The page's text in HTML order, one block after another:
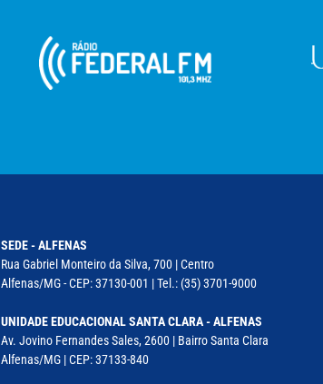
SEDE - ALFENAS
Rua Gabriel Monteiro da Silva, 700 | Centro
Alfenas/MG - CEP: 37130-001 | Tel.: (35) 3701-9000
UNIDADE EDUCACIONAL SANTA CLARA - ALFENAS
Av. Jovino Fernandes Sales, 2600 | Bairro Santa Clara
Alfenas/MG | CEP: 37133-840